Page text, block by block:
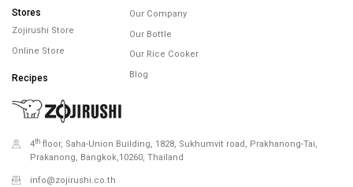
Stores
Zojirushi Store
Online Store
Recipes
Our Company
Our Bottle
Our Rice Cooker
Blog
4th floor, Saha-Union Building, 1828, Sukhumvit road, Prakhanong-Tai,
Prakanong, Bangkok,10260, Thailand
info@zojirushi.co.th